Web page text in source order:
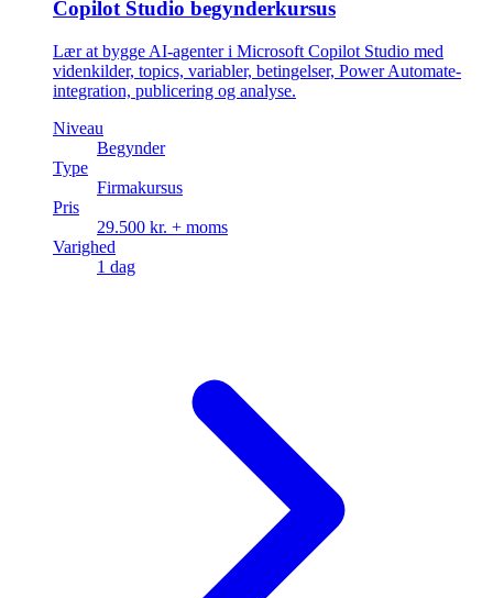
Copilot Studio begynderkursus
Lær at bygge AI-agenter i Microsoft Copilot Studio med
videnkilder, topics, variabler, betingelser, Power Automate-
integration, publicering og analyse.
Niveau
Begynder
Type
Firmakursus
Pris
29.500 kr. + moms
Varighed
1 dag